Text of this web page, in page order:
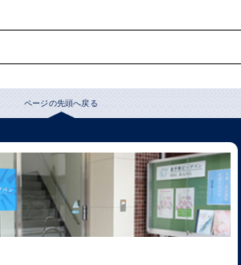
ページの先頭へ戻る